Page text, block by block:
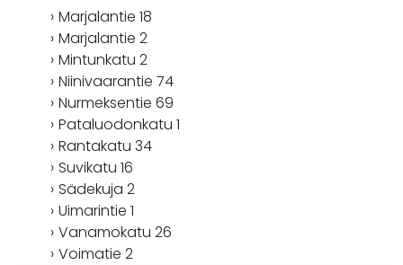
Marjalantie 18
Marjalantie 2
Mintunkatu 2
Niinivaarantie 74
Nurmeksentie 69
Pataluodonkatu 1
Rantakatu 34
Suvikatu 16
Sädekuja 2
Uimarintie 1
Vanamokatu 26
Voimatie 2